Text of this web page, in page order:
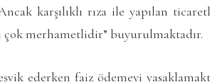
karşılıklı rıza ile yapılan
çok merhametlidir” buyurulmaktadır.
ederken faiz ödemeyi